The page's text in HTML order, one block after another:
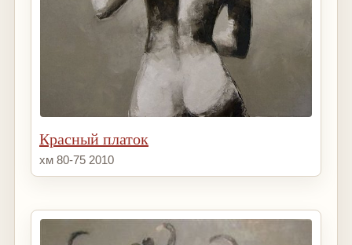
Красный платок
хм 80-75 2010